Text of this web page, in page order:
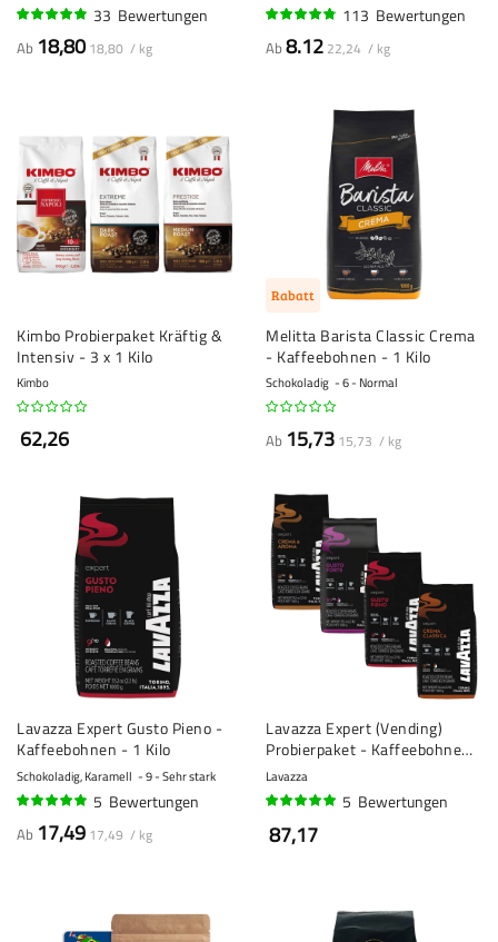
33 Bewertungen
Ab 18,80 18,80 / kg
92%
113 Bewertungen
Ab8.12 22,24 / kg
Kimbo Probierpaket Kräftig &
Intensiv - 3 x 1 Kilo
Kimbo
62,26
Rabatt
Melitta Barista Classic Crema
- Kaffeebohnen - 1 Kilo
Schokoladig 6 - Normal
Ab 15,73 15,73 / kg
Lavazza Expert Gusto Pieno -
Kaffeebohnen - 1 Kilo
Schokoladig, Karamell 9 - Sehr stark
5 Bewertungen
Ab 17,49 17,49 / kg
Lavazza Expert (Vending)
Probierpaket - Kaffeebohnen
- 4 x 1 Kilo
Lavazza
5 Bewertungen
87,17